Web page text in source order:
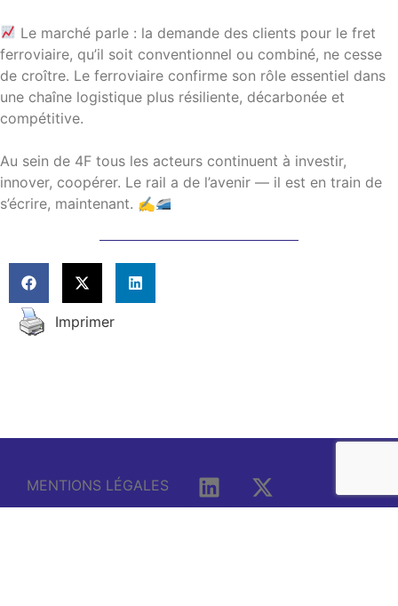
Le marché parle : la demande des clients pour le fret
ferroviaire, qu’il soit conventionnel ou combiné, ne cesse
de croître. Le ferroviaire confirme son rôle essentiel dans
une chaîne logistique plus résiliente, décarbonée et
compétitive.
Au sein de 4F tous les acteurs continuent à investir,
innover, coopérer. Le rail a de l’avenir — il est en train de
s’écrire, maintenant. ✍
Imprimer
MENTIONS LÉGALES